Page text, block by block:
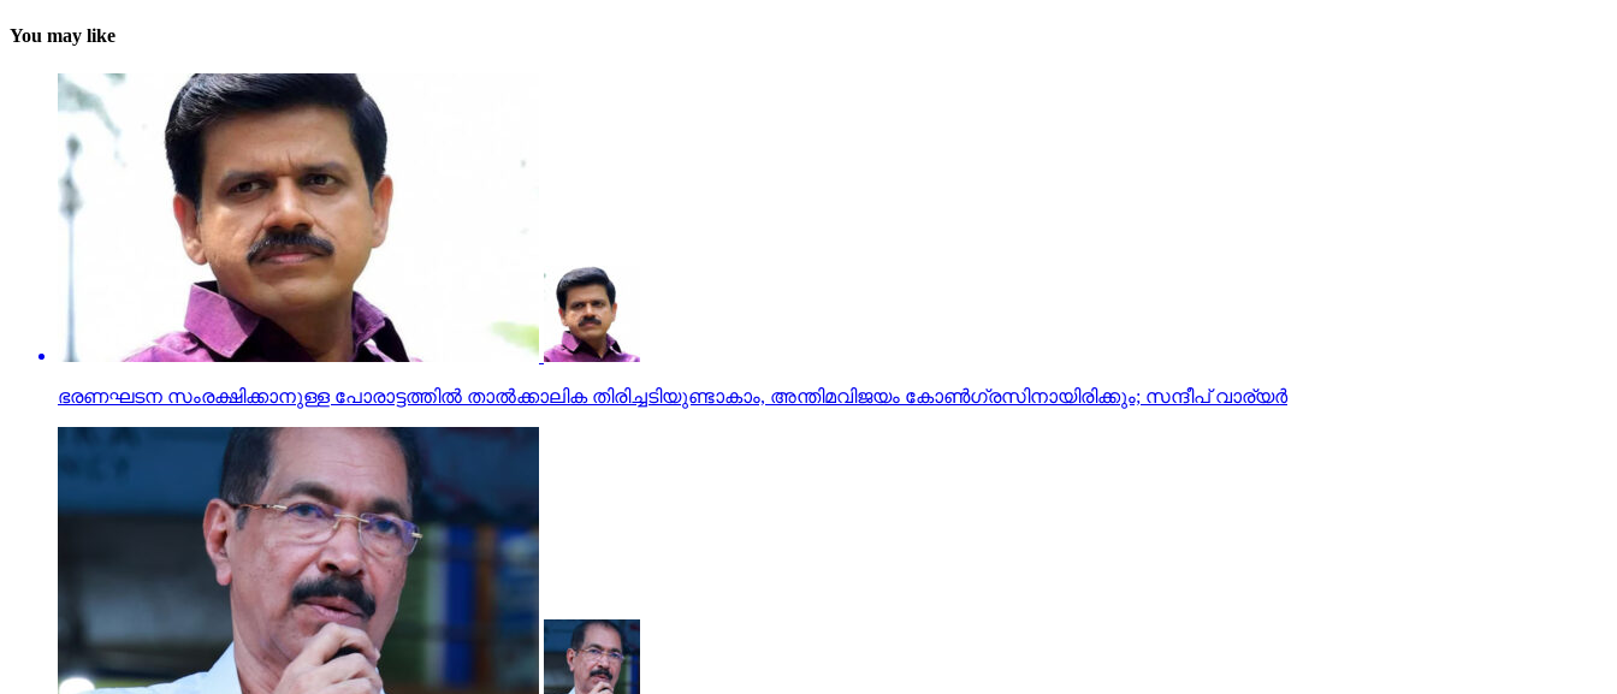
You may like
ഭരണഘടന സംരക്ഷിക്കാനുള്ള പോരാട്ടത്തില്‍ താല്‍ക്കാലിക തിരിച്ചടിയുണ്ടാകാം, അന്തിമവിജയം കോണ്‍ഗ്രസിനായിരിക്കും; സന്ദീപ് വാര്യര്‍